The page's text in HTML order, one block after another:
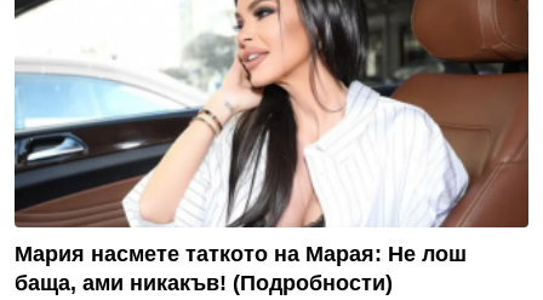
Мария насмете таткото на Марая: Не лош
баща, ами никакъв! (Подробности)